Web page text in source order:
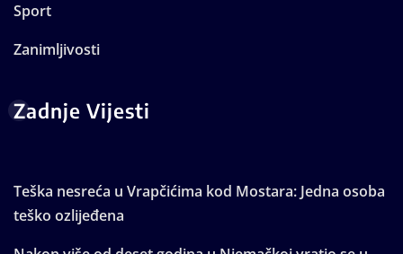
Sport
Zanimljivosti
Zadnje Vijesti
Teška nesreća u Vrapčićima kod Mostara: Jedna osoba
teško ozlijeđena